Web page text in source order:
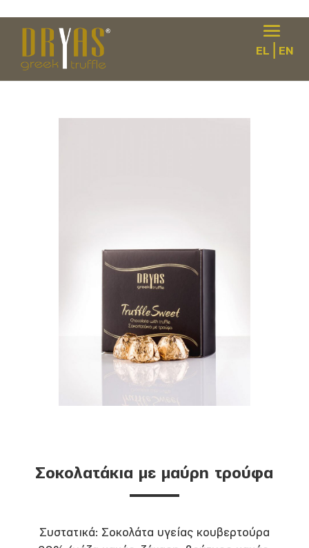
EL | EN
Σοκολατάκια με μαύρη τρούφα
Συστατικά: Σοκολάτα υγείας κουβερτούρα